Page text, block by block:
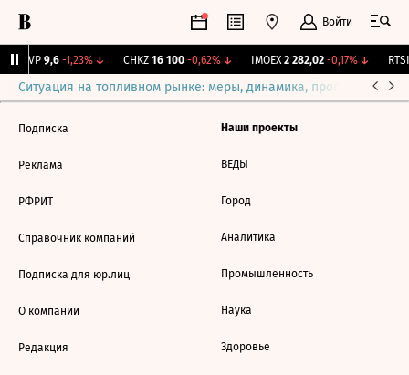
Войти
BISVP 9,6 -1,23%↓ CHKZ 16 100 -0,62%↓ IMOEX 2 282,02 -0,17%↓ RTSI
Ситуация на топливном рынке: меры, динамика, прогнозы
Подписка
Реклама
РФРИТ
Справочник компаний
Подписка для юр.лиц
О компании
Редакция
Наши проекты
ВЕДЫ
Город
Аналитика
Промышленность
Наука
Здоровье